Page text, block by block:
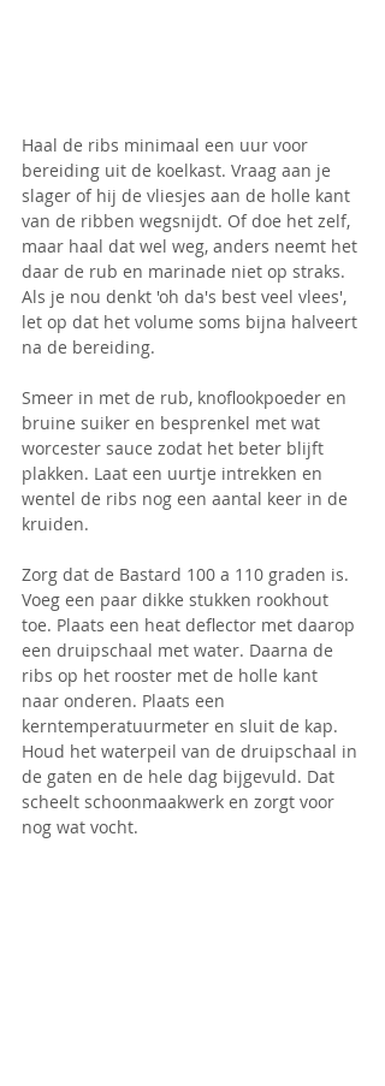
Haal de ribs minimaal een uur voor
bereiding uit de koelkast. Vraag aan je
slager of hij de vliesjes aan de holle kant
van de ribben wegsnijdt. Of doe het zelf,
maar haal dat wel weg, anders neemt het
daar de rub en marinade niet op straks.
Als je nou denkt 'oh da's best veel vlees',
let op dat het volume soms bijna halveert
na de bereiding.
Smeer in met de rub, knoflookpoeder en
bruine suiker en besprenkel met wat
worcester sauce zodat het beter blijft
plakken. Laat een uurtje intrekken en
wentel de ribs nog een aantal keer in de
kruiden.
Zorg dat de Bastard 100 a 110 graden is.
Voeg een paar dikke stukken rookhout
toe. Plaats een heat deflector met daarop
een druipschaal met water. Daarna de
ribs op het rooster met de holle kant
naar onderen. Plaats een
kerntemperatuurmeter en sluit de kap.
Houd het waterpeil van de druipschaal in
de gaten en de hele dag bijgevuld. Dat
scheelt schoonmaakwerk en zorgt voor
nog wat vocht.